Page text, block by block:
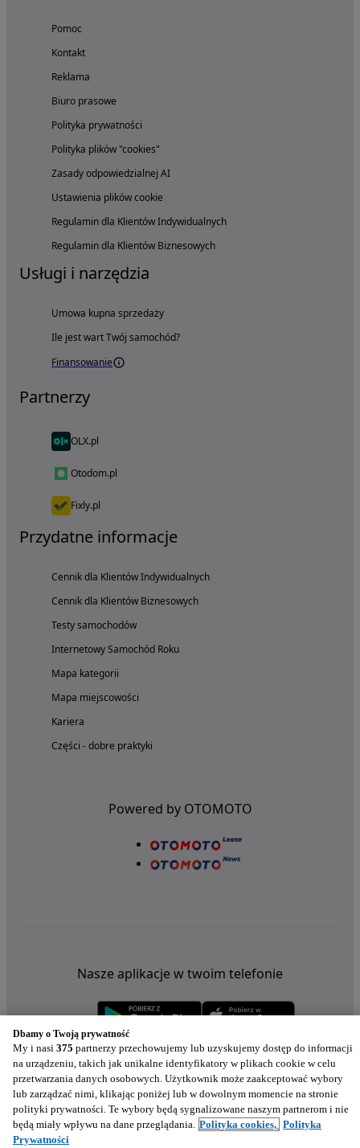
Pomoc
Kontakt
Reklama
Biuro prasowe
Polityka prywatności
Polityka plików "cookies"
Zasady odpowiedzialnej AI
Ustawienia plików cookie
Regulamin dla Klientów Indywidualnych
Regulamin dla Klientów Biznesowych
Usługi i narzędzia
Umowa kupna sprzedaży
Ile jest wart Twój samochód?
Finansowanie
Partnerzy
OLX.pl
Otodom.pl
Fixly.pl
Przydatne informacje
Cennik dla Klientów Indywidualnych
Cennik dla Klientów Biznesowych
Testy samochodów
Internetowy Samochód Roku
Mapa kategorii
Mapa miejscowości
Kariera
Części - dobre praktyki
Powered by OTOMOTO
Nasze aplikacje w twoim telefonie
Dbamy o Twoją prywatność
My i nasi 375 partnerzy przechowujemy lub uzyskujemy dostęp do informacji
na urządzeniu, takich jak unikalne identyfikatory w plikach cookie w celu
przetwarzania danych osobowych. Użytkownik może zaakceptować wybory
lub zarządzać nimi, klikając poniżej lub w dowolnym momencie na stronie
polityki prywatności. Te wybory będą sygnalizowane naszym partnerom i nie
będą miały wpływu na dane przeglądania. Polityka cookies, Polityka
Prywatności